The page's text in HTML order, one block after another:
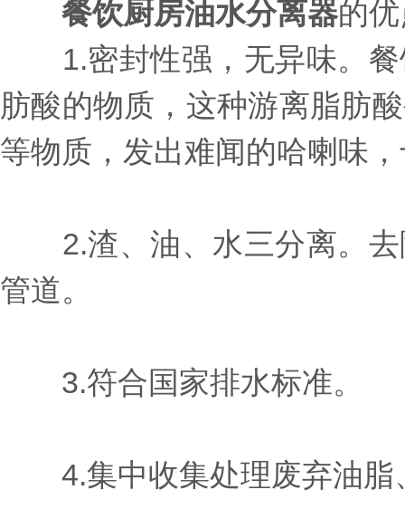
餐饮厨房油水分离器的
1.密封性强，无异味。餐
肪酸的物质，这种游离脂肪
等物质，发出难闻的哈喇味
2.渣、油、水三分离。去
管道。
3.符合国家排水标准。
4.集中收集处理废弃油脂